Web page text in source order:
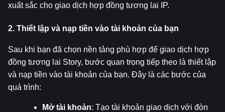
xuất sắc cho giao dịch hợp đồng tương lai IP.
2. Thiết lập và nạp tiền vào tài khoản của bạn
Sau khi bạn đã chọn nền tảng phù hợp để giao dịch hợp
đồng tương lai Story, bước quan trọng tiếp theo là thiết lập
và nạp tiền vào tài khoản của bạn. Đây là các bước của
quá trình:
Mở tài khoản: Tạo tài khoản giao dịch với đòn